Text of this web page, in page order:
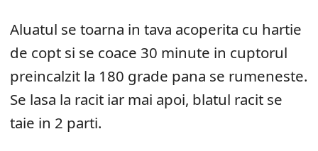
Aluatul se toarna in tava acoperita cu hartie
de copt si se coace 30 minute in cuptorul
preincalzit la 180 grade pana se rumeneste.
Se lasa la racit iar mai apoi, blatul racit se
taie in 2 parti.